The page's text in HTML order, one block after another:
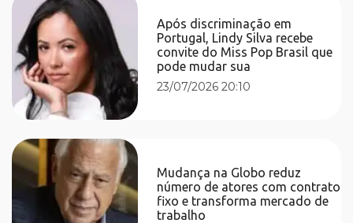
Após discriminação em
Portugal, Lindy Silva recebe
convite do Miss Pop Brasil que
pode mudar sua
23/07/2026 20:10
Mudança na Globo reduz
número de atores com contrato
fixo e transforma mercado de
trabalho